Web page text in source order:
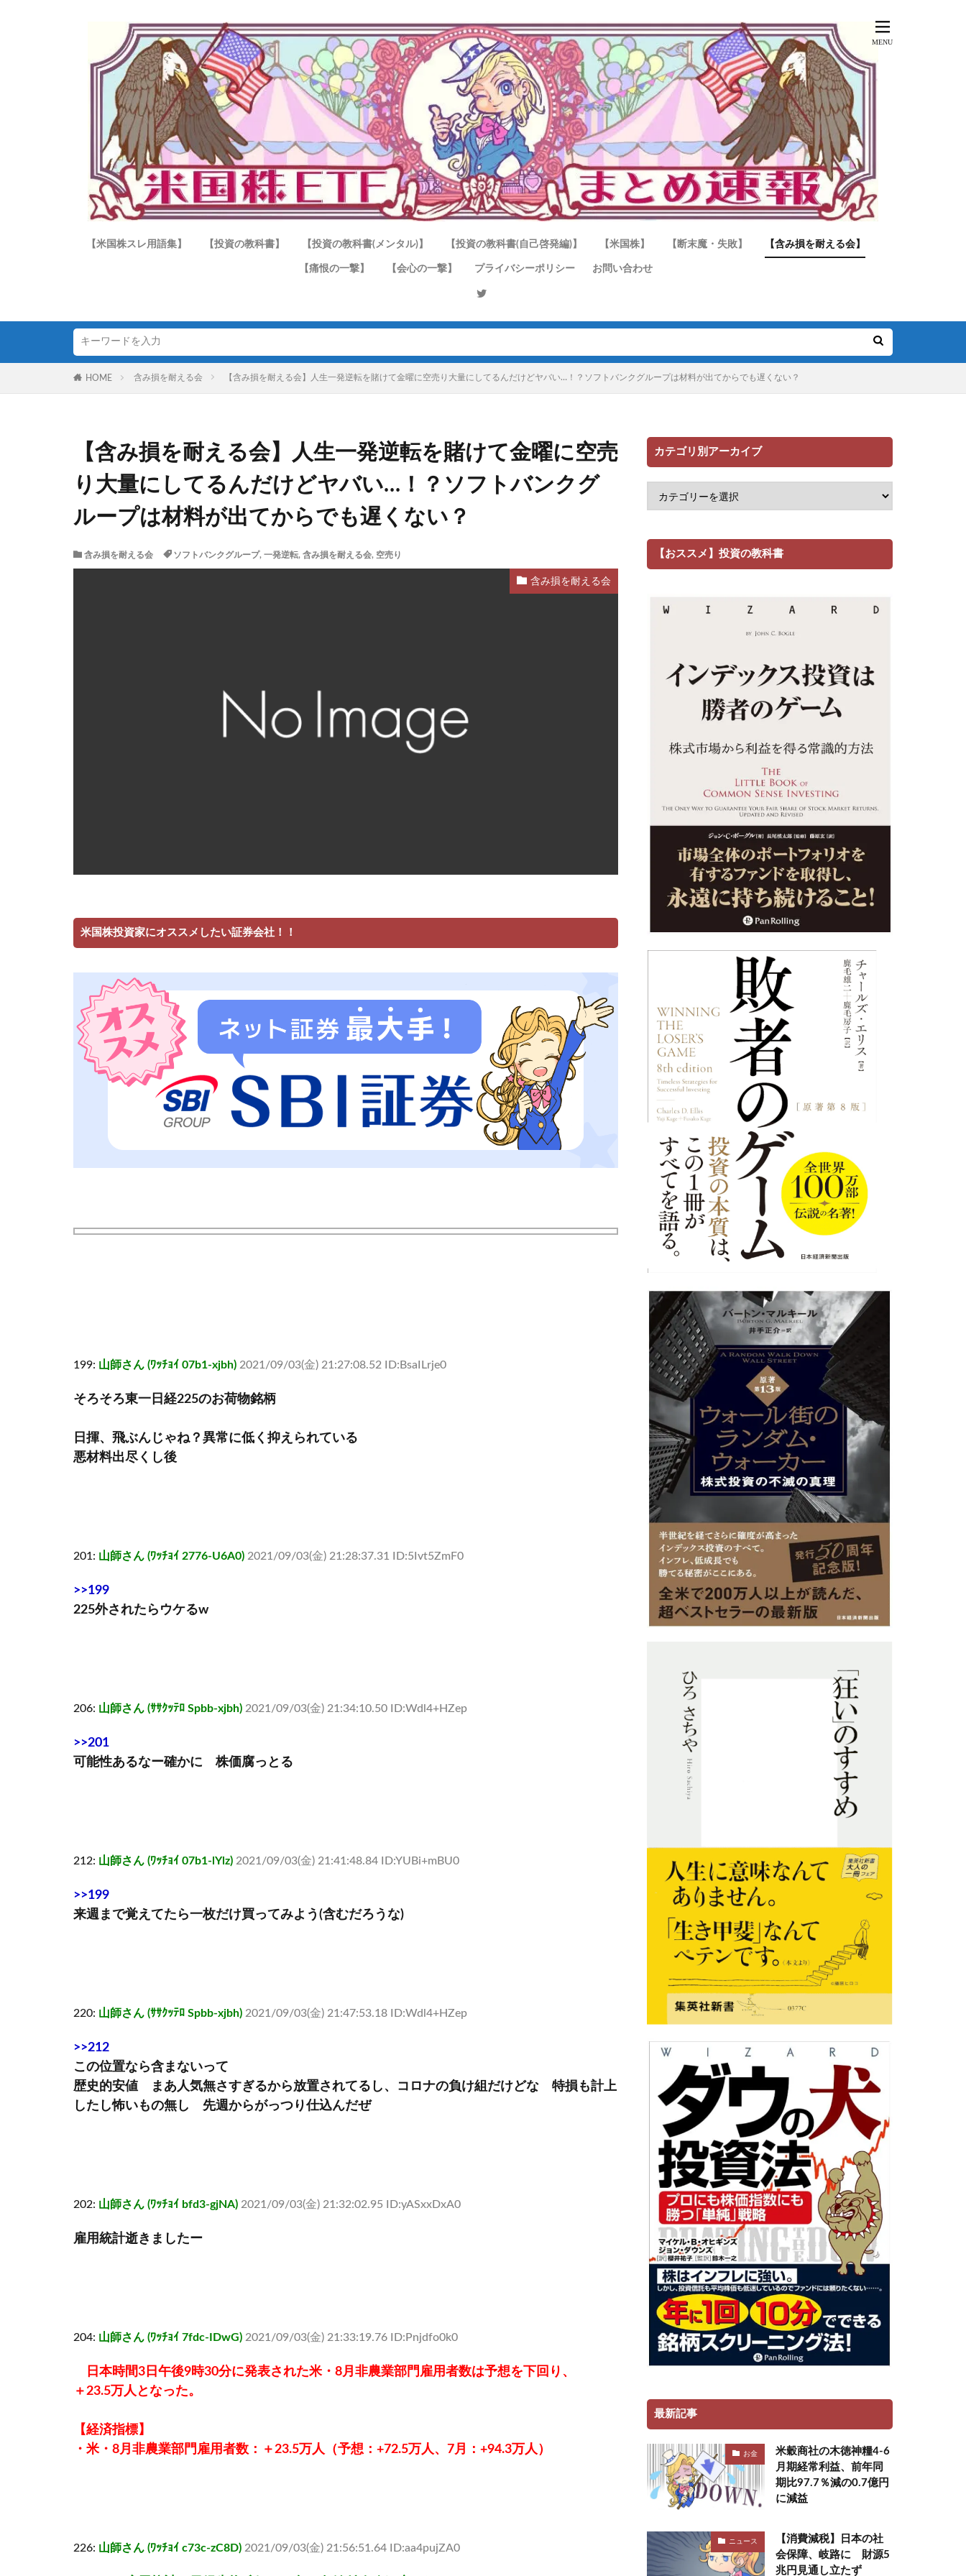
【米国株スレ用語集】 【投資の教科書】 【投資の教科書(メンタル)】 【投資の教科書(自己啓発編)】 【米国株】 【断末魔・失敗】 【含み損を耐える会】
【痛恨の一撃】 【会心の一撃】 プライバシーポリシー お問い合わせ
HOME 含み損を耐える会 【含み損を耐える会】人生一発逆転を賭けて金曜に空売り大量にしてるんだけどヤバい…！？ソフトバンクグループは材料が出てからでも遅くない？
【含み損を耐える会】人生一発逆転を賭けて金曜に空売
り大量にしてるんだけどヤバい…！？ソフトバンクグ
ループは材料が出てからでも遅くない？
含み損を耐える会 ソフトバンクグループ, 一発逆転, 含み損を耐える会, 空売り
含み損を耐える会
米国株投資家にオススメしたい証券会社！！
199: 山師さん (ﾜｯﾁｮｲ 07b1-xjbh) 2021/09/03(金) 21:27:08.52 ID:BsaILrje0
そろそろ東一日経225のお荷物銘柄
日揮、飛ぶんじゃね？異常に低く抑えられている
悪材料出尽くし後
201: 山師さん (ﾜｯﾁｮｲ 2776-U6A0) 2021/09/03(金) 21:28:37.31 ID:5Ivt5ZmF0
>>199
225外されたらウケるw
206: 山師さん (ｻｻｸｯﾃﾛ Spbb-xjbh) 2021/09/03(金) 21:34:10.50 ID:Wdl4+HZep
>>201
可能性あるなー確かに 株価腐っとる
212: 山師さん (ﾜｯﾁｮｲ 07b1-lYlz) 2021/09/03(金) 21:41:48.84 ID:YUBi+mBU0
>>199
来週まで覚えてたら一枚だけ買ってみよう(含むだろうな)
220: 山師さん (ｻｻｸｯﾃﾛ Spbb-xjbh) 2021/09/03(金) 21:47:53.18 ID:Wdl4+HZep
>>212
この位置なら含まないって
歴史的安値 まあ人気無さすぎるから放置されてるし、コロナの負け組だけどな 特損も計上
したし怖いもの無し 先週からがっつり仕込んだぜ
202: 山師さん (ﾜｯﾁｮｲ bfd3-gjNA) 2021/09/03(金) 21:32:02.95 ID:yASxxDxA0
雇用統計逝きましたー
204: 山師さん (ﾜｯﾁｮｲ 7fdc-IDwG) 2021/09/03(金) 21:33:19.76 ID:Pnjdfo0k0
日本時間3日午後9時30分に発表された米・8月非農業部門雇用者数は予想を下回り、
＋23.5万人となった。
【経済指標】
・米・8月非農業部門雇用者数：＋23.5万人（予想：+72.5万人、7月：+94.3万人）
226: 山師さん (ﾜｯﾁｮｲ c73c-zC8D) 2021/09/03(金) 21:56:51.64 ID:aa4pujZA0
カテゴリ別アーカイブ
【おススメ】投資の教科書
最新記事
お金
米穀商社の木徳神糧4-6
月期経常利益、前年同
期比97.7％減の0.7億円
に減益
ニュース
【消費減税】日本の社
会保障、岐路に 財源5
兆円見通し立たず